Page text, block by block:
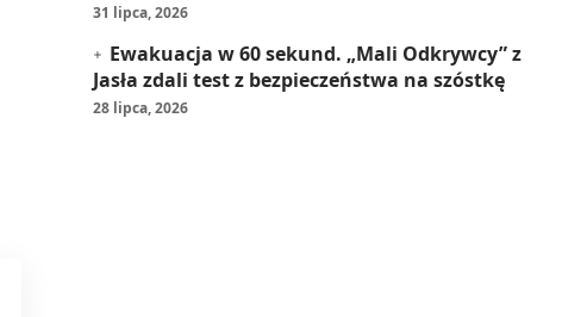
31 lipca, 2026
Ewakuacja w 60 sekund. „Mali Odkrywcy” z
Jasła zdali test z bezpieczeństwa na szóstkę
28 lipca, 2026